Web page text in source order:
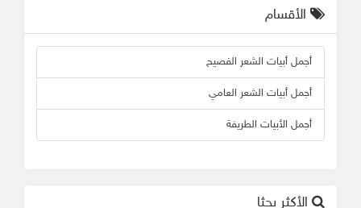
الأقسام
أجمل أبيات الشعر الفصيح
أجمل أبيات الشعر العامي
أجمل الأبيات الطريفة
الأكثر بحثا